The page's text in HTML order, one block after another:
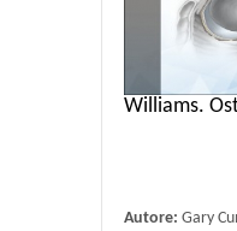
Williams.
Autore: Gary